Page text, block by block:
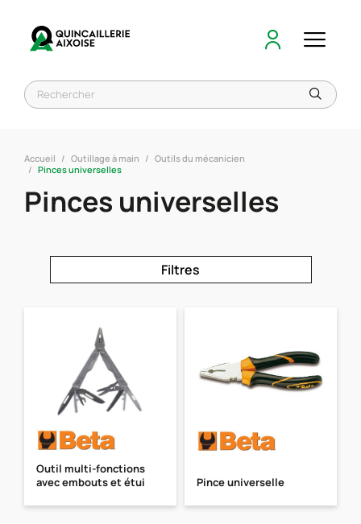
Accueil Outillage à main
Outils du mécanicien
Pinces universelles
Pinces universelles
Filtres
Outil multi-fonctions
avec embouts et étui
Pince universelle